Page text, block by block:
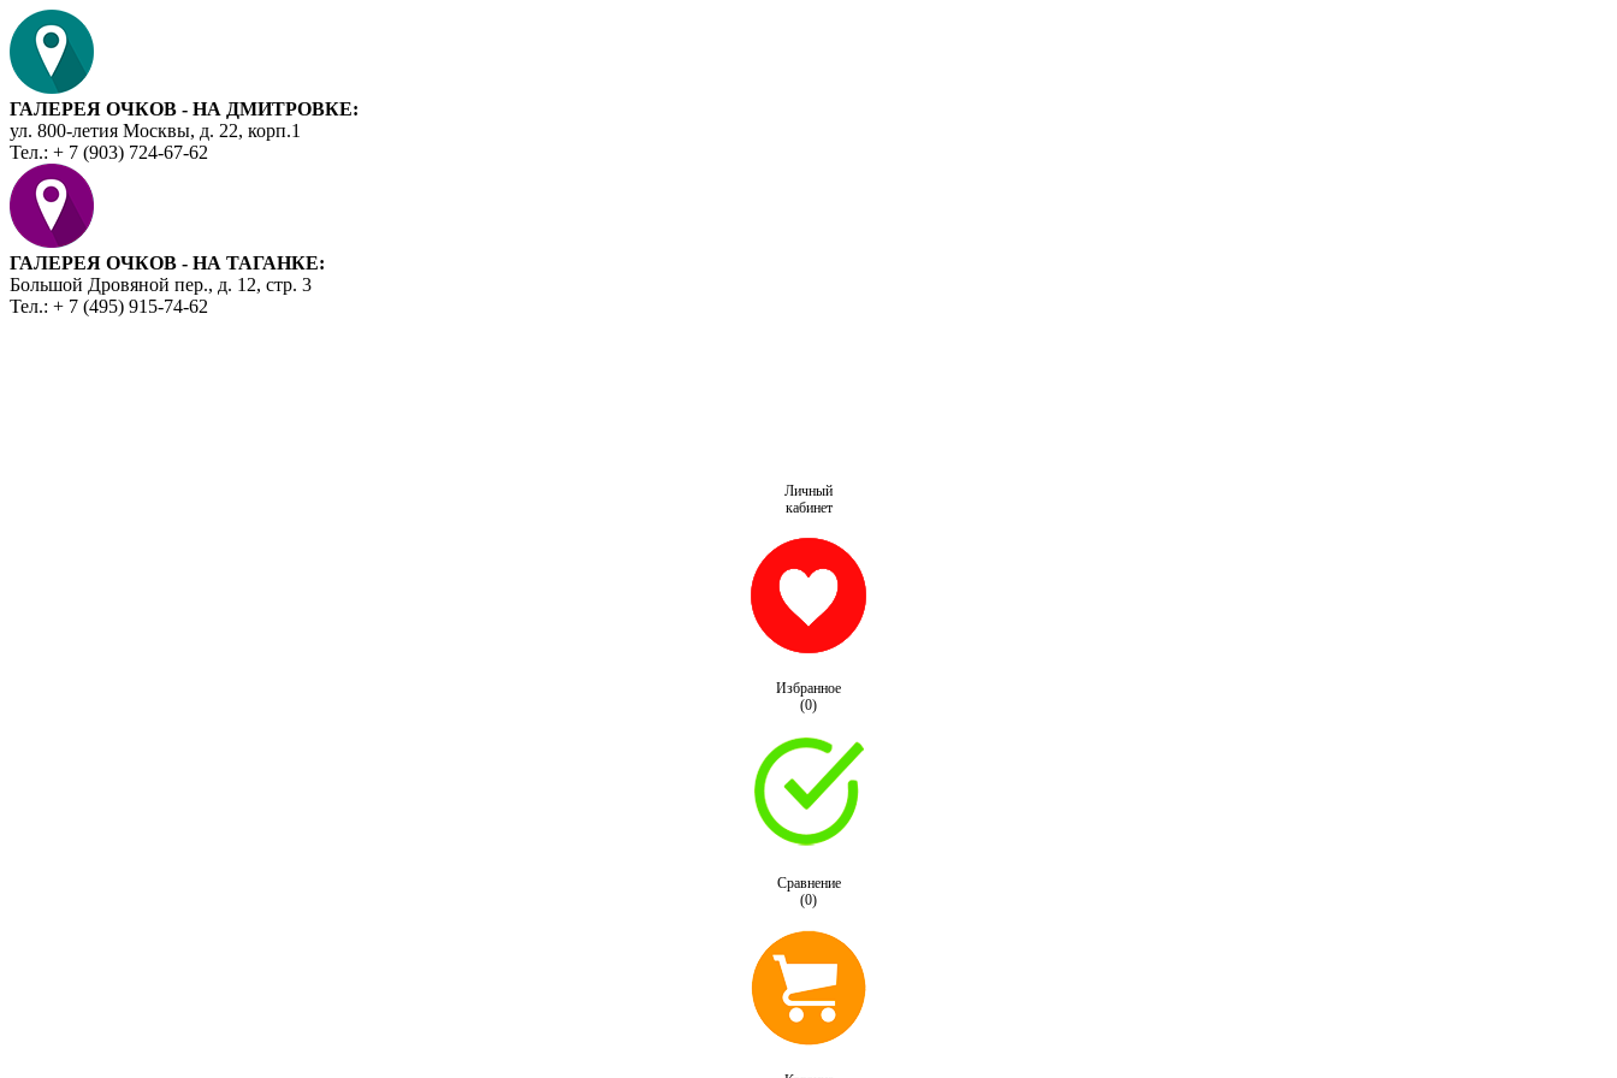
ГАЛЕРЕЯ ОЧКОВ - НА ДМИТРОВКЕ:
ул. 800-летия Москвы, д. 22, корп.1
Тел.: + 7 (903) 724-67-62
ГАЛЕРЕЯ ОЧКОВ - НА ТАГАНКЕ:
Большой Дровяной пер., д. 12, стр. 3
Тел.: + 7 (495) 915-74-62
Личный
кабинет
Избранное
(0)
Сравнение
(0)